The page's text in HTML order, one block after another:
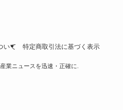
いて 特定商取引法に基づく表示
業ニュースを迅速・正確に.